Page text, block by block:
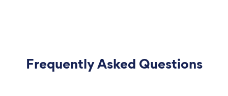
Frequently Asked Questions